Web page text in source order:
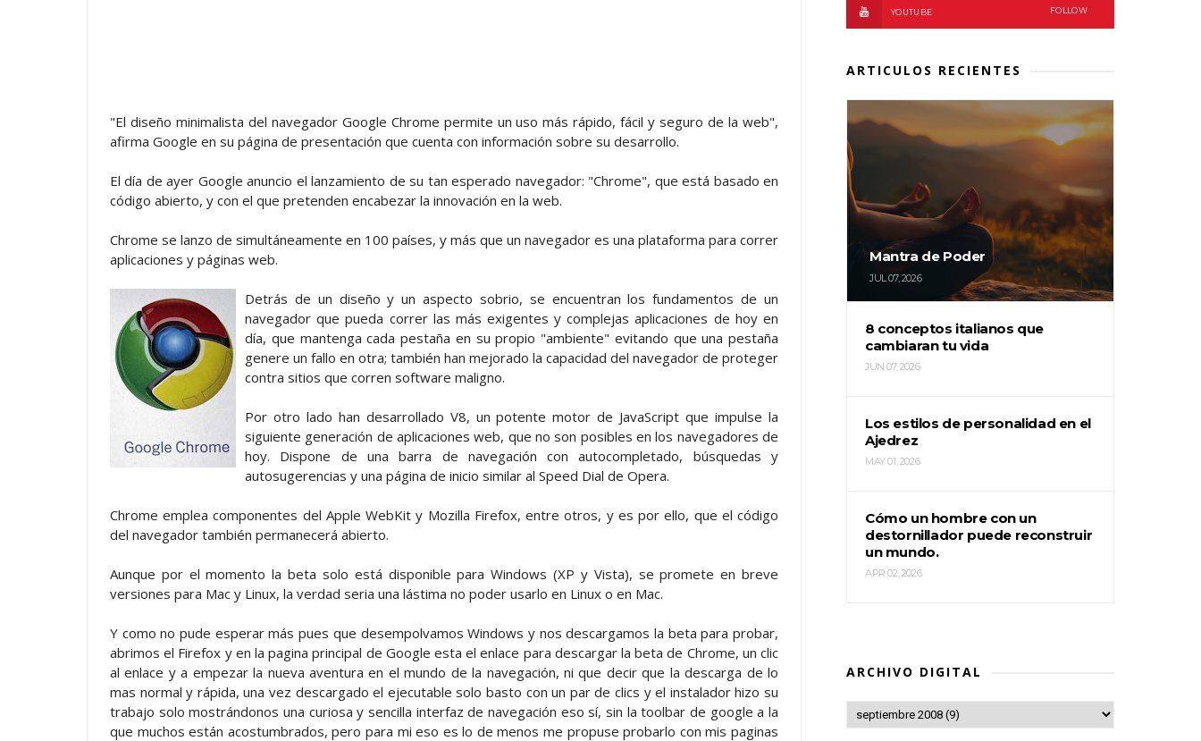
"El diseño minimalista del navegador Google Chrome permite un uso más rápido, fácil y seguro de la web",
afirma Google en su página de presentación que cuenta con información sobre su desarrollo.
El día de ayer Google anuncio el lanzamiento de su tan esperado navegador: "Chrome", que está basado en
código abierto, y con el que pretenden encabezar la innovación en la web.
Chrome se lanzo de simultáneamente en 100 países, y más que un navegador es una plataforma para correr
aplicaciones y páginas web.
Detrás de un diseño y un aspecto sobrio, se encuentran los fundamentos de un
navegador que pueda correr las más exigentes y complejas aplicaciones de hoy en
día, que mantenga cada pestaña en su propio "ambiente" evitando que una pestaña
genere un fallo en otra; también han mejorado la capacidad del navegador de proteger
contra sitios que corren software maligno.
Por otro lado han desarrollado V8, un potente motor de JavaScript que impulse la
siguiente generación de aplicaciones web, que no son posibles en los navegadores de
hoy. Dispone de una barra de navegación con autocompletado, búsquedas y
autosugerencias y una página de inicio similar al Speed Dial de Opera.
Chrome emplea componentes del Apple WebKit y Mozilla Firefox, entre otros, y es por ello, que el código
del navegador también permanecerá abierto.
Aunque por el momento la beta solo está disponible para Windows (XP y Vista), se promete en breve
versiones para Mac y Linux, la verdad seria una lástima no poder usarlo en Linux o en Mac.
Y como no pude esperar más pues que desempolvamos Windows y nos descargamos la beta para probar,
abrimos el Firefox y en la pagina principal de Google esta el enlace para descargar la beta de Chrome, un clic
al enlace y a empezar la nueva aventura en el mundo de la navegación, ni que decir que la descarga de lo
mas normal y rápida, una vez descargado el ejecutable solo basto con un par de clics y el instalador hizo su
trabajo solo mostrándonos una curiosa y sencilla interfaz de navegación eso sí, sin la toolbar de google a la
que muchos están acostumbrados, pero para mi eso es lo de menos me propuse probarlo con mis paginas
YOUTUBE FOLLOW
ARTICULOS RECIENTES
Mantra de Poder
JUL 07, 2026
8 conceptos italianos que
cambiaran tu vida
JUN 07, 2026
Los estilos de personalidad en el
Ajedrez
MAY 01, 2026
Cómo un hombre con un
destornillador puede reconstruir
un mundo.
APR 02, 2026
ARCHIVO DIGITAL